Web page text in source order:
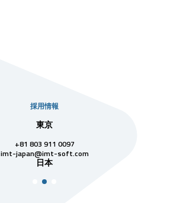
採用情報
東京
+81 803 911 0097
imt-japan@imt-soft.com
日本